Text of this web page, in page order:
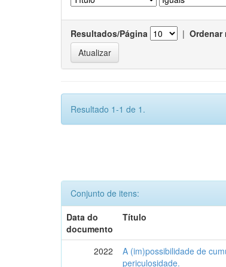
Resultados/Página |
Resultado 1-1 de 1.
Conjunto de itens:
Data do
documento
Título
2022
A (im)possibilidade de
periculosidade.